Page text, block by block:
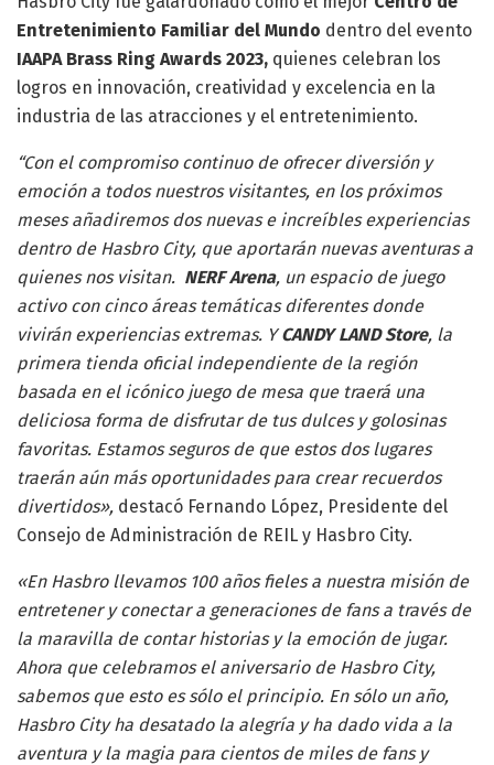
Entretenimiento Familiar del Mundo dentro del evento
IAAPA Brass Ring Awards 2023, quienes celebran los
logros en innovación, creatividad y excelencia en la
industria de las atracciones y el entretenimiento.
“Con el compromiso continuo de ofrecer diversión y
emoción a todos nuestros visitantes, en los próximos
meses añadiremos dos nuevas e increíbles experiencias
dentro de Hasbro City, que aportarán nuevas aventuras a
quienes nos visitan. NERF Arena, un espacio de juego
activo con cinco áreas temáticas diferentes donde
vivirán experiencias extremas. YCANDY LAND Store, la
primera tienda oficial independiente de la región
basada en el icónico juego de mesa que traerá una
deliciosa forma de disfrutar de tus dulces y golosinas
favoritas. Estamos seguros de que estos dos lugares
traerán aún más oportunidades para crear recuerdos
divertidos», destacó Fernando López, Presidente del
Consejo de Administración de REIL y Hasbro City.
«En Hasbro llevamos 100 años fieles a nuestra misión de
entretener y conectar a generaciones de fans a través de
la maravilla de contar historias y la emoción de jugar.
Ahora que celebramos el aniversario de Hasbro City,
sabemos que esto es sólo el principio. En sólo un año,
Hasbro City ha desatado la alegría y ha dado vida a la
aventura y la magia para cientos de miles de fans y